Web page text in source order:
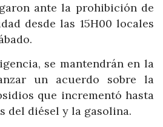
ante la prohibición de
desde las 15H00 locales
se mantendrán en la
un acuerdo sobre la
que incrementó hasta
del diésel y la gasolina.